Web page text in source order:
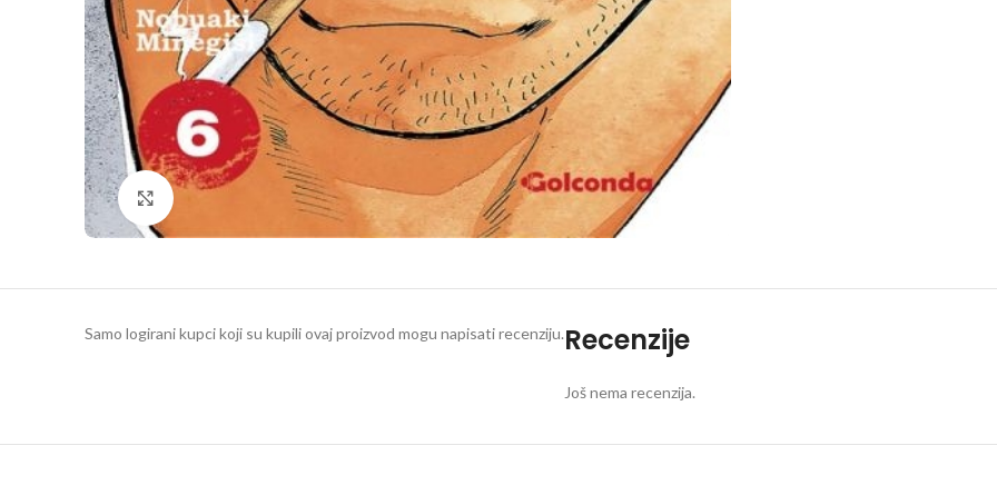
Klikni da povečaš
Recenzije
Još nema recenzija.
Samo logirani kupci koji su kupili ovaj proizvod mogu napisati recenziju.